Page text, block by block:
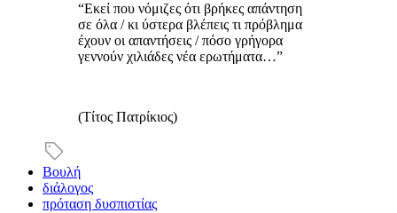
“Εκεί που νόμιζες ότι βρήκες απάντηση
σε όλα / κι ύστερα βλέπεις τι πρόβλημα
έχουν οι απαντήσεις / πόσο γρήγορα
γεννούν χιλιάδες νέα ερωτήματα…”
(Τίτος Πατρίκιος)
Βουλή
διάλογος
πρόταση δυσπιστίας